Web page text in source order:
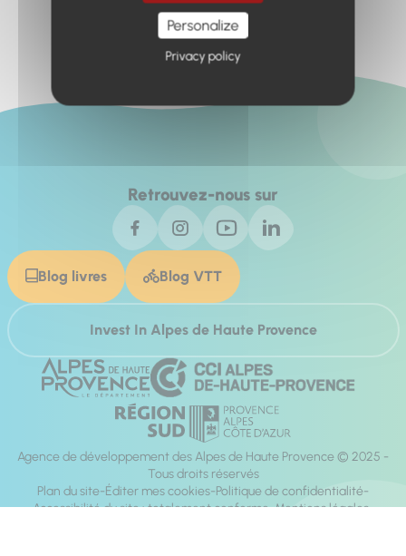
Retrouvez-nous sur
Blog livres Blog VTT
Invest In Alpes de Haute Provence
Agence de développement des Alpes de Haute Provence © 2025 -
Tous droits réservés
Plan du site Éditer mes cookies Politique de confidentialité
Accessibilité du site : totalement conforme Mentions légales
Personalize
Privacy policy